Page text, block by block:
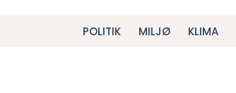
POLITIK MILJØ KLIMA